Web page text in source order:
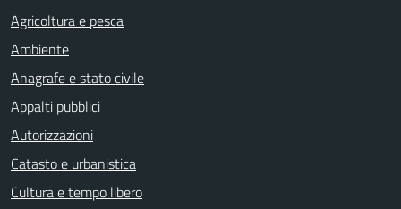
Agricoltura e pesca
Ambiente
Anagrafe e stato civile
Appalti pubblici
Autorizzazioni
Catasto e urbanistica
Cultura e tempo libero